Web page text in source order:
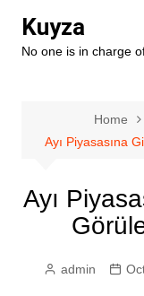
content
Kuyza
No one is in charge
Home
Ayı Piyasasına
Ayı
admin